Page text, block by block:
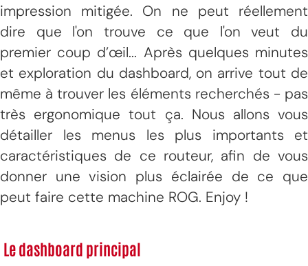
impression mitigée. On ne peut réellement
dire que l'on trouve ce que l'on veut du
premier coup d’œil... Après quelques minutes
et exploration du dashboard, on arrive tout de
même à trouver les éléments recherchés - pas
très ergonomique tout ça. Nous allons vous
détailler les menus les plus importants et
caractéristiques de ce routeur, afin de vous
donner une vision plus éclairée de ce que
peut faire cette machine ROG. Enjoy !
Le dashboard principal